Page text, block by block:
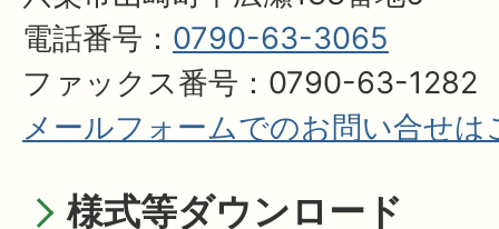
電話番号： 0790-63-3065
ファックス番号：0790-63-1282
メールフォームでのお問い合せは
様式等ダウンロード